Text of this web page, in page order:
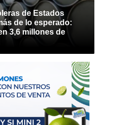
de Estados
de lo esperado:
3,6 millones de